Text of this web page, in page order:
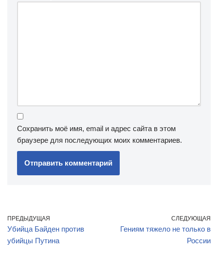
Сохранить моё имя, email и адрес сайта в этом
браузере для последующих моих комментариев.
ПРЕДЫДУЩАЯ
Убийца Байден против
убийцы Путина
СЛЕДУЮЩАЯ
Гениям тяжело не только в
России